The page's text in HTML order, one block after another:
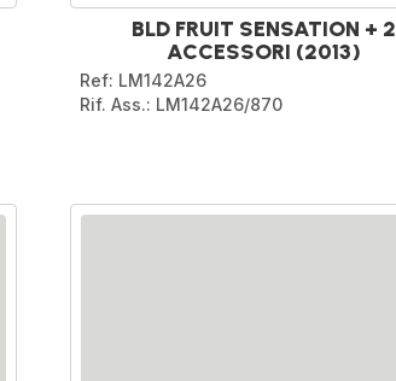
BLD FRUIT SENSATION + 2
ACCESSORI (2013)
Ref: LM142A26
Rif. Ass.: LM142A26/870